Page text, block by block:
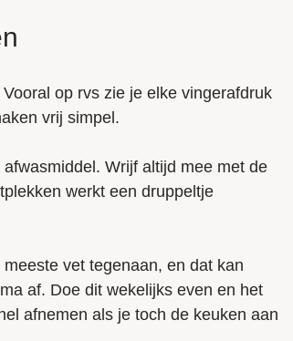
op rvs zie je elke vingerafdruk
vrij simpel.
Wrijf altijd mee met de
werkt een druppeltje
vet tegenaan, en dat kan
af. Doe dit wekelijks even en het
afnemen als je toch de keuken aan